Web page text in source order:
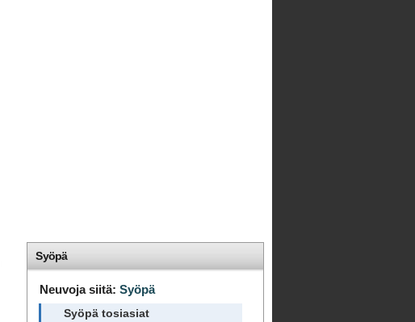
Syöpä
Neuvoja siitä:Syöpä
Syöpä tosiasiat